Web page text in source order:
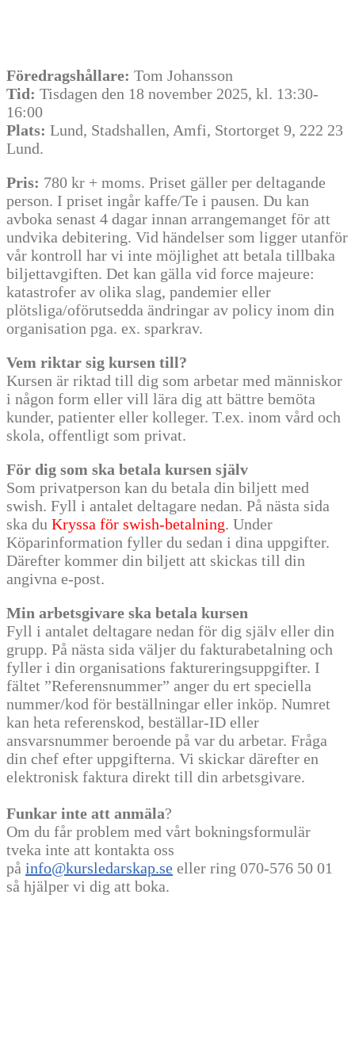
Föredragshållare: Tom Johansson
Tid: Tisdagen den 18 november 2025, kl. 13:30-
16:00
Plats: Lund, Stadshallen, Amfi, Stortorget 9, 222 23
Lund.
Pris: 780 kr + moms. Priset gäller per deltagande
person. I priset ingår kaffe/Te i pausen. Du kan
avboka senast 4 dagar innan arrangemanget för att
undvika debitering. Vid händelser som ligger utanför
vår kontroll har vi inte möjlighet att betala tillbaka
biljettavgiften. Det kan gälla vid force majeure:
katastrofer av olika slag, pandemier eller
plötsliga/oförutsedda ändringar av policy inom din
organisation pga. ex. sparkrav.
Vem riktar sig kursen till?
Kursen är riktad till dig som arbetar med människor
i någon form eller vill lära dig att bättre bemöta
kunder, patienter eller kolleger. T.ex. inom vård och
skola, offentligt som privat.
För dig som ska betala kursen själv
Som privatperson kan du betala din biljett med
swish. Fyll i antalet deltagare nedan. På nästa sida
ska du Kryssa för swish-betalning. Under
Köparinformation fyller du sedan i dina uppgifter.
Därefter kommer din biljett att skickas till din
angivna e-post.
Min arbetsgivare ska betala kursen
Fyll i antalet deltagare nedan för dig själv eller din
grupp. På nästa sida väljer du fakturabetalning och
fyller i din organisations faktureringsuppgifter. I
fältet ”Referensnummer” anger du ert speciella
nummer/kod för beställningar eller inköp. Numret
kan heta referenskod, beställar-ID eller
ansvarsnummer beroende på var du arbetar. Fråga
din chef efter uppgifterna. Vi skickar därefter en
elektronisk faktura direkt till din arbetsgivare.
Funkar inte att anmäla?
Om du får problem med vårt bokningsformulär
tveka inte att kontakta oss
på info@kursledarskap.se eller ring 070-576 50 01
så hjälper vi dig att boka.